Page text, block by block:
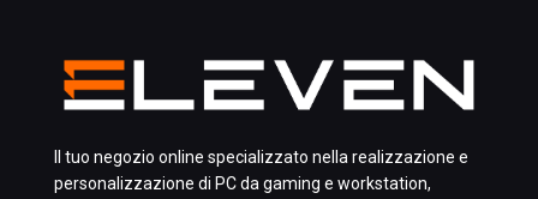
Il tuo negozio online specializzato nella realizzazione e
personalizzazione di PC da gaming e workstation,